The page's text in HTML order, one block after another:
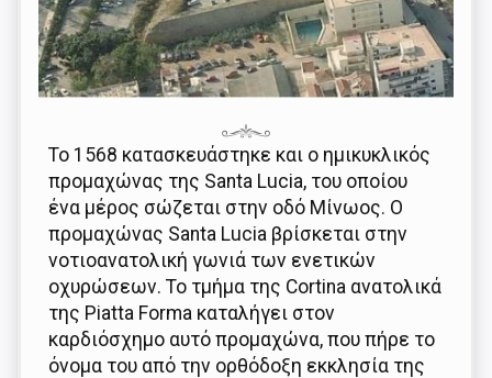
Το 1568 κατασκευάστηκε και ο ημικυκλικός
προμαχώνας της Santa Lucia, του οποίου
ένα μέρος σώζεται στην οδό Μίνωος. Ο
προμαχώνας Santa Lucia βρίσκεται στην
νοτιοανατολική γωνιά των ενετικών
οχυρώσεων. Το τμήμα της Cortina ανατολικά
της Piatta Forma καταλήγει στον
καρδιόσχημο αυτό προμαχώνα, που πήρε το
όνομα του από την ορθόδοξη εκκλησία της